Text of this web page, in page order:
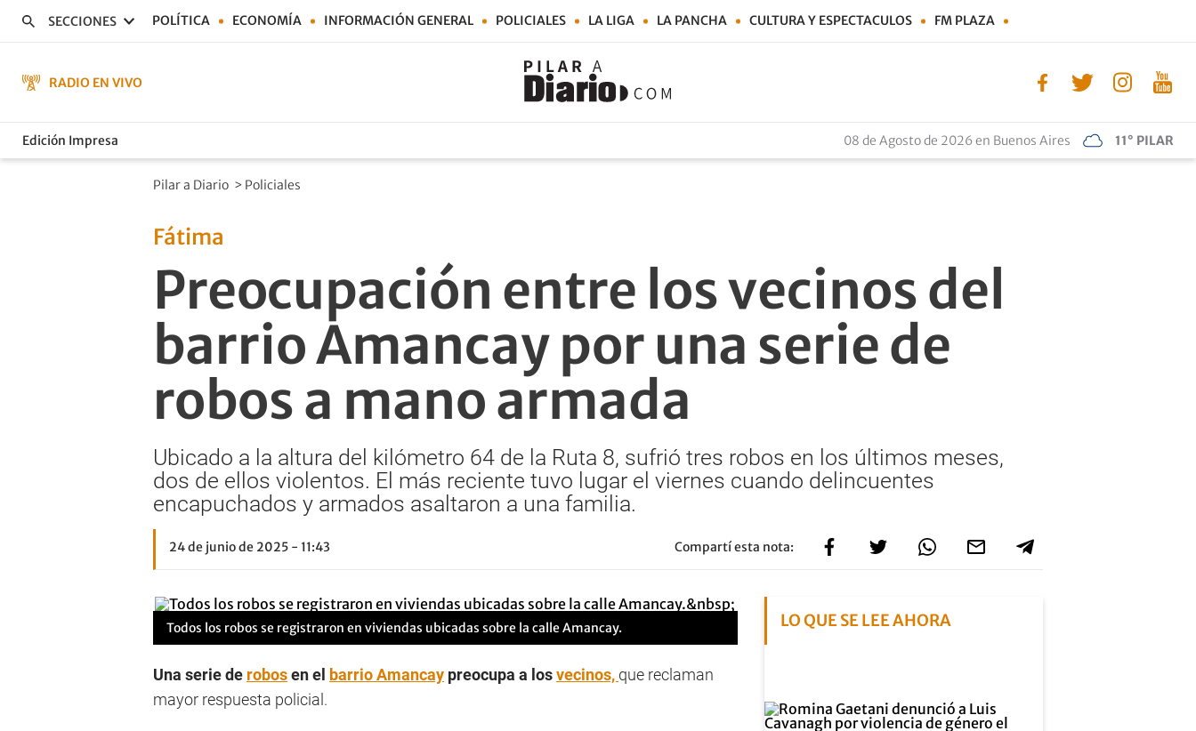
SECCIONES POLÍTICA ECONOMÍA INFORMACIÓN GENERAL POLICIALES LA LIGA LA PANCHA CULTURA Y ESPECTACULOS FM PLAZA
RADIO EN VIVO
Edición Impresa 08 de Agosto de 2026 en Buenos Aires 11° PILAR
Pilar a Diario > Policiales
Fátima
Preocupación entre los vecinos del
barrio Amancay por una serie de
robos a mano armada
Ubicado a la altura del kilómetro 64 de la Ruta 8, sufrió tres robos en los últimos meses,
dos de ellos violentos. El más reciente tuvo lugar el viernes cuando delincuentes
encapuchados y armados asaltaron a una familia.
24 de junio de 2025 - 11:43 Compartí esta nota:
Todos los robos se registraron en viviendas ubicadas sobre la calle Amancay.
Una serie de robosen el barrio Amancay preocupa a losvecinos, que reclaman
mayor respuesta policial.
LO QUE SE LEE AHORA